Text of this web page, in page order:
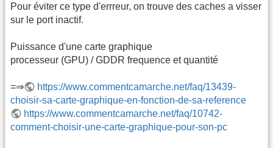
Pour éviter ce type d'errreur, on trouve des caches a visser
sur le port inactif.
Puissance d'une carte graphique
processeur (GPU) / GDDR frequence et quantité
=⇒
https://www.commentcamarche.net/faq/13439-
choisir-sa-carte-graphique-en-fonction-de-sa-reference
https://www.commentcamarche.net/faq/10742-
comment-choisir-une-carte-graphique-pour-son-pc